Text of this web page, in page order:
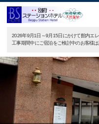
2026年9月1日～9月15日にかけて館内エ
工事期間中にご宿泊をご検討中のお客様